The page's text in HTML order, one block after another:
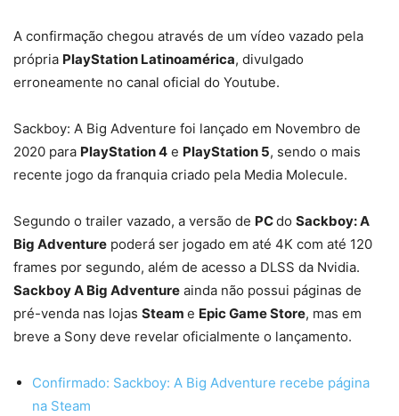
A confirmação chegou através de um vídeo vazado pela
própria PlayStation Latinoamérica, divulgado
erroneamente no canal oficial do Youtube.
Sackboy: A Big Adventure foi lançado em Novembro de
2020 para PlayStation 4 e PlayStation 5, sendo o mais
recente jogo da franquia criado pela Media Molecule.
Segundo o trailer vazado, a versão de PCdo Sackboy: A
Big Adventure poderá ser jogado em até 4K com até 120
frames por segundo, além de acesso a DLSS da Nvidia.
Sackboy A Big Adventure ainda não possui páginas de
pré-venda nas lojas Steam e Epic Game Store, mas em
breve a Sony deve revelar oficialmente o lançamento.
Confirmado: Sackboy: A Big Adventure recebe página
na Steam